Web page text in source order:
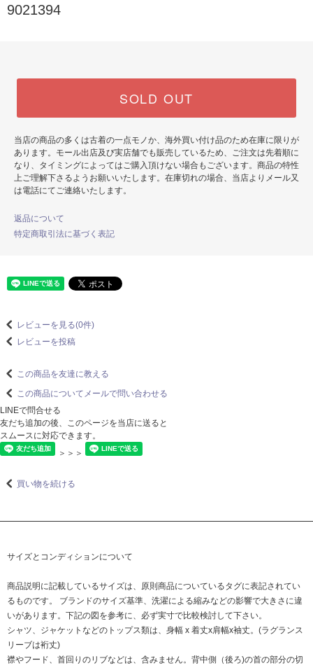
9021394
SOLD OUT
当店の商品の多くは古着の一点モノか、海外買い付け品のため在庫に限りが
あります。モール出店及び実店舗でも販売しているため、ご注文は先着順に
なり、タイミングによってはご購入頂けない場合もございます。商品の特性
上ご理解下さるようお願いいたします。在庫切れの場合、当店よりメール又
は電話にてご連絡いたします。
返品について
特定商取引法に基づく表記
レビューを見る(0件)
レビューを投稿
この商品を友達に教える
この商品についてメールで問い合わせる
LINEで問合せる
友だち追加の後、このページを当店に送ると
スムースに対応できます。
＞＞＞
買い物を続ける
サイズとコンディションについて
商品説明に記載しているサイズは、原則商品についているタグに表記されてい
るものです。 ブランドのサイズ基準、洗濯による縮みなどの影響で大きさに違
いがあります。下記の図を参考に、必ず実寸で比較検討して下さい。
シャツ、ジャケットなどのトップス類は、身幅 x 着丈x肩幅x袖丈。(ラグランス
リーブは裄丈)
襟やフード、首回りのリブなどは、含みません。背中側（後ろ)の首の部分の切